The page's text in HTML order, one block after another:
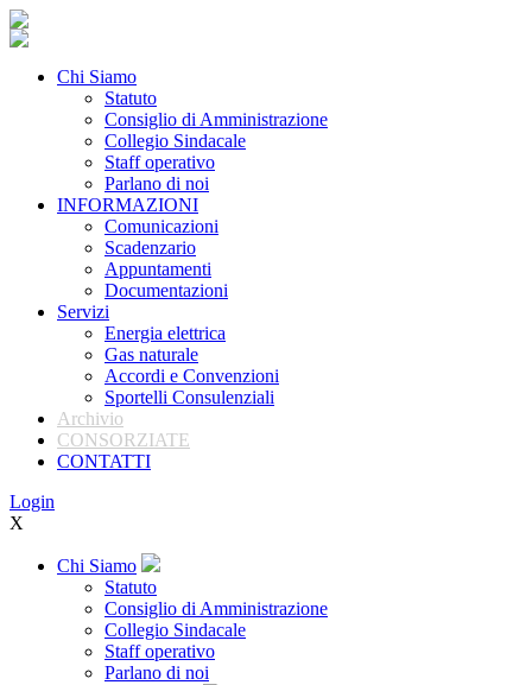
Chi Siamo
Statuto
Consiglio di Amministrazione
Collegio Sindacale
Staff operativo
Parlano di noi
INFORMAZIONI
Comunicazioni
Scadenzario
Appuntamenti
Documentazioni
Servizi
Energia elettrica
Gas naturale
Accordi e Convenzioni
Sportelli Consulenziali
Archivio
CONSORZIATE
CONTATTI
Login
X
Chi Siamo
Statuto
Consiglio di Amministrazione
Collegio Sindacale
Staff operativo
Parlano di noi